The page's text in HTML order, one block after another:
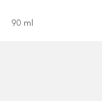
90 ml